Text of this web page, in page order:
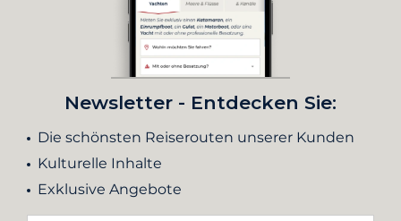
Newsletter - Entdecken Sie:
Die schönsten Reiserouten unserer Kunden
Kulturelle Inhalte
Exklusive Angebote